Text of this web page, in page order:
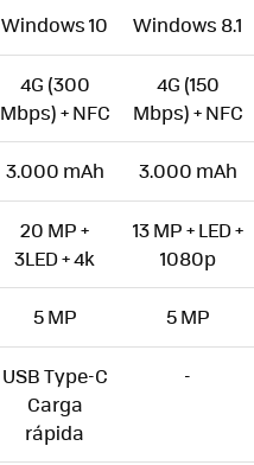
Windows 10 Windows 8.1
4G (300
Mbps) + NFC
4G (150
Mbps) + NFC
3.000 mAh 3.000 mAh
20 MP +
3LED + 4k
13 MP + LED +
1080p
5 MP 5 MP
USB Type-C
Carga
rápida
-